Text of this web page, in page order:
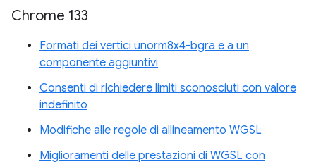
Chrome 133
Formati dei vertici unorm8x4-bgra e a un
componente aggiuntivi
Consenti di richiedere limiti sconosciuti con valore
indefinito
Modifiche alle regole di allineamento WGSL
Miglioramenti delle prestazioni di WGSL con